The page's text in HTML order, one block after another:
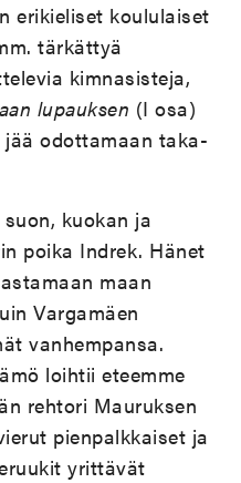
erikieliset koululaiset
tärkättyä
kimnasisteja,
lupauksen (I osa)
odottamaan taka-
kuokan ja
poika Indrek. Hänet
maan
Vargamäen
vanhempansa.
loihtii eteemme
rehtori Mauruksen
pienpalkkaiset ja
yrittävät